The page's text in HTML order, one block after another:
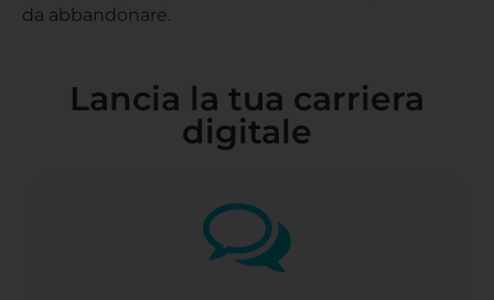
da abbandonare.
Lancia la tua carriera
digitale